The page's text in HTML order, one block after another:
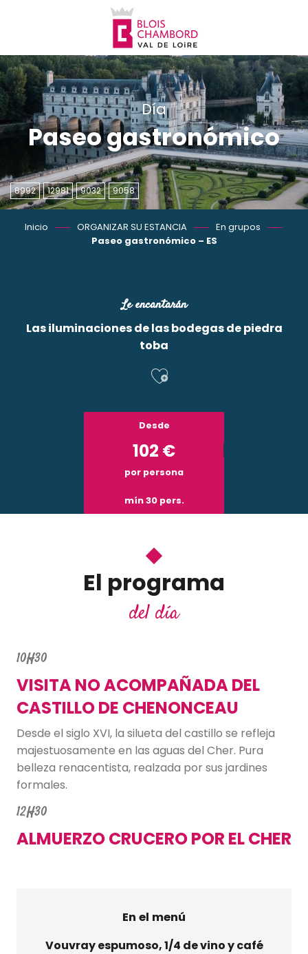
principal
Día
Paseo gastronómico
8992 12981 9032 9058
Inicio ORGANIZAR SU ESTANCIA
En grupos
Paseo gastronómico – ES
Le encantarán
Las iluminaciones de las bodegas de piedra
toba
Ajouter aux
Desde
102 €
por persona
mín 30 pers.
El programa
del día
10H30
VISITA NO ACOMPAÑADA DEL
CASTILLO DE CHENONCEAU
Desde el siglo XVI, la silueta del castillo se refleja
majestuosamente en las aguas del Cher. Pura
belleza renacentista, realzada por sus jardines
formales.
12H30
ALMUERZO CRUCERO POR EL CHER
En el menú
Vouvray espumoso, 1/4 de vino y café